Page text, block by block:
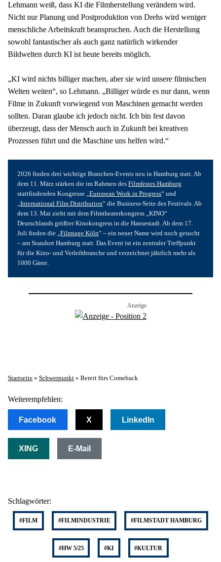
Lehmann weiß, dass KI die Filmherstellung verändern wird.
Nicht nur Planung und Postproduktion von Drehs wird weniger
menschliche Arbeitskraft beanspruchen. Auch die Herstellung
sowohl fantastischer als auch ganz natürlich wirkender
Bildwelten durch KI ist heute bereits möglich.
„KI wird nichts billiger machen, aber sie wird unsere filmischen
Welten weiten“, so Lehmann. „Billiger würde es nur dann, wenn
Filme in Zukunft vorwiegend von Maschinen gemacht werden
sollten. Daran glaube ich jedoch nicht. Ich bin fest davon
überzeugt, dass der Mensch auch in Zukunft bei kreativen
Prozessen führt und die Maschine uns helfen wird.“
2026 finden drei wichtige Branchen-Events neu in Hamburg statt. Ab
dem 11. März stärken die im Rahmen des Filmfestes Hamburg
stattfindenden Kongresse „European Work in Progress“ und
„International Film Distribution“ die Business-Seite des Festivals. Ab
dem 13. Mai zieht mit dem Filmtheaterkongress „KINO“
Deutschlands größter Kinokongress in die Hansestadt. Ab dem 17.
Juli finden die „Filmtage Köln“ – ein neuer Name wird noch gesucht
– am Standort Hamburg statt. Das Event ist ein zentraler Treffpunkt
für die Kino- und Verleihbranche und verzeichnet jährlich mehr als
1000 Gäste.
Startseite » Schwerpunkt » Bereit fürs Comeback
Weiterempfehlen:
Facebook X LinkedIn
XING E-Mail
Schlagwörter:
#FILM #FILMINDUSTRIE #FILMSTADT HAMBURG
#HW 5/25 #KI #KULTUR